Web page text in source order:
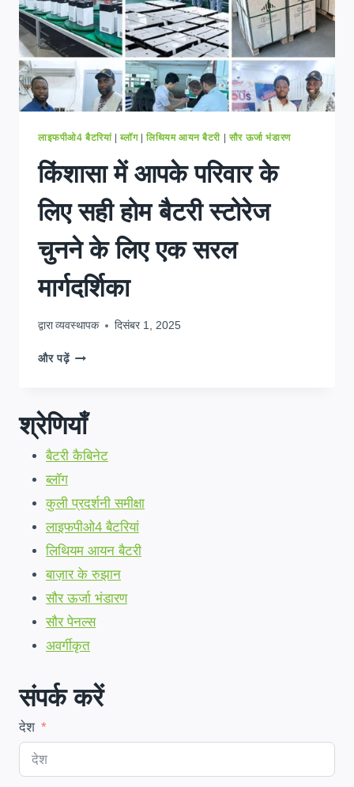
लाइफपीओ4 बैटरियां|ब्लॉग| लिथियम आयन बैटरी | सौर ऊर्जा भंडारण
किंशासा में आपके परिवार के
लिए सही होम बैटरी स्टोरेज
चुनने के लिए एक सरल
मार्गदर्शिका
द्वारा व्यवस्थापक दिसंबर 1, 2025
और पढ़ेंकिंशासा
के
लिए
सही
स्टोरेज
चुनने
लिए
एक
सरल
मार्गदर्शिका
श्रेणियाँ
बैटरी कैबिनेट
ब्लॉग
कुली प्रदर्शनी समीक्षा
लाइफपीओ4 बैटरियां
लिथियम आयन बैटरी
बाज़ार के रुझान
सौर ऊर्जा भंडारण
सौर पेनल्स
अवर्गीकृत
संपर्क करें
देश